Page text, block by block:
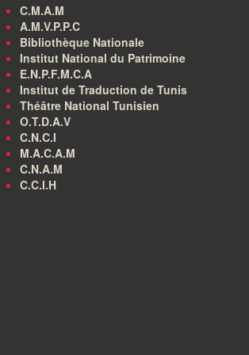
C.M.A.M
A.M.V.P.P.C
Bibliothèque Nationale
Institut National du Patrimoine
E.N.P.F.M.C.A
Institut de Traduction de Tunis
Théâtre National Tunisien
O.T.D.A.V
C.N.C.I
M.A.C.A.M
C.N.A.M
C.C.I.H